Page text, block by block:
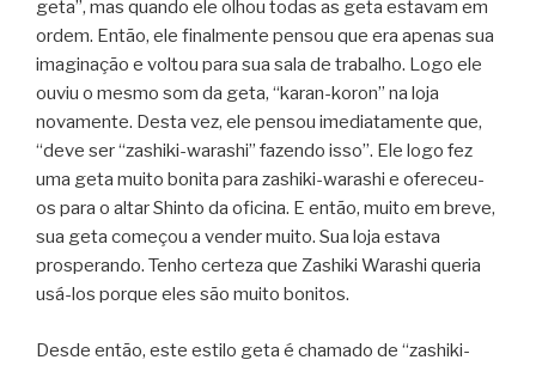
geta”, mas quando ele olhou todas as geta estavam em
ordem. Então, ele finalmente pensou que era apenas sua
imaginação e voltou para sua sala de trabalho. Logo ele
ouviu o mesmo som da geta, “karan-koron” na loja
novamente. Desta vez, ele pensou imediatamente que,
“deve ser “zashiki-warashi” fazendo isso”. Ele logo fez
uma geta muito bonita para zashiki-warashi e ofereceu-
os para o altar Shinto da oficina. E então, muito em breve,
sua geta começou a vender muito. Sua loja estava
prosperando. Tenho certeza que Zashiki Warashi queria
usá-los porque eles são muito bonitos.
Desde então, este estilo geta é chamado de “zashiki-